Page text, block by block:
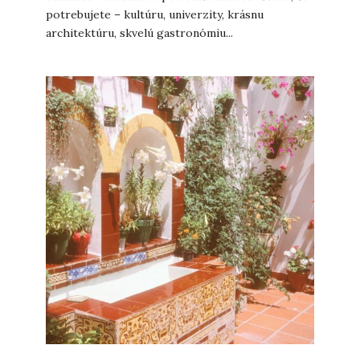
potrebujete – kultúru, univerzity, krásnu
architektúru, skvelú gastronómiu...